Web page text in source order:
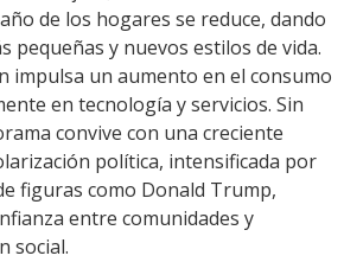
de los hogares se reduce, dando
pequeñas y nuevos estilos de vida.
impulsa un aumento en el consumo
en tecnología y servicios. Sin
convive con una creciente
política, intensificada por
figuras como Donald Trump,
entre comunidades y
social.